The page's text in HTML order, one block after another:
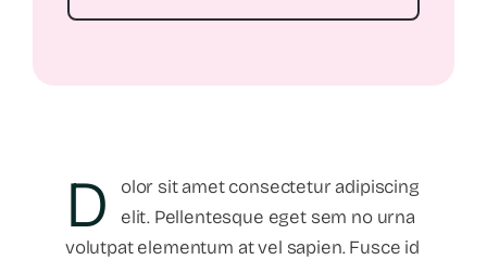
D
olor sit amet consectetur adipiscing
elit. Pellentesque eget sem no urna
volutpat elementum at vel sapien. Fusce id